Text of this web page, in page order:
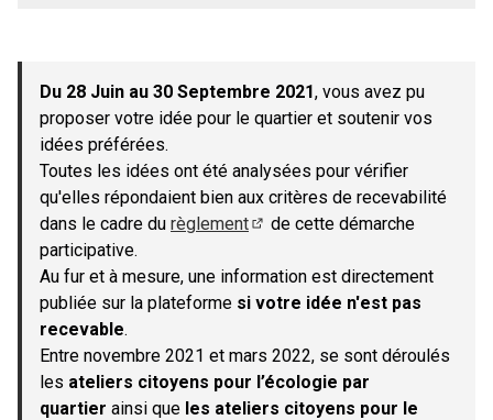
−
Du 28 Juin au 30 Septembre 2021, vous avez pu
proposer votre idée pour le quartier et soutenir vos
idées préférées.
Toutes les idées ont été analysées pour vérifier
qu'elles répondaient bien aux critères de recevabilité
dans le cadre du règlement
de cette démarche
participative.
Au fur et à mesure, une information est directement
publiée sur la plateforme si votre idée n'est pas
recevable.
Entre novembre 2021 et mars 2022, se sont déroulés
les ateliers citoyens pour l’écologie par
quartier ainsi que les ateliers citoyens pour le